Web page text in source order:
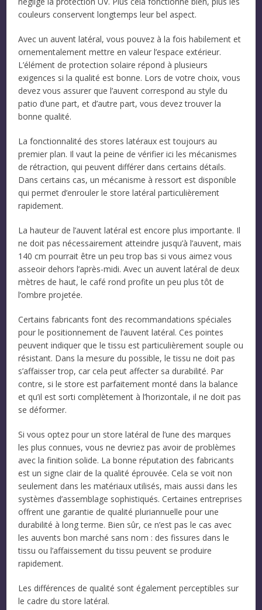
couleurs conservent longtemps leur bel aspect.
Avec un auvent latéral, vous pouvez à la fois habilement et
ornementalement mettre en valeur l’espace extérieur.
L’élément de protection solaire répond à plusieurs
exigences si la qualité est bonne. Lors de votre choix, vous
devez vous assurer que l’auvent correspond au style du
patio d’une part, et d’autre part, vous devez trouver la
bonne qualité.
La fonctionnalité des stores latéraux est toujours au
premier plan. Il vaut la peine de vérifier ici les mécanismes
de rétraction, qui peuvent différer dans certains détails.
Dans certains cas, un mécanisme à ressort est disponible
qui permet d’enrouler le store latéral particulièrement
rapidement.
La hauteur de l’auvent latéral est encore plus importante. Il
ne doit pas nécessairement atteindre jusqu’à l’auvent, mais
140 cm pourrait être un peu trop bas si vous aimez vous
asseoir dehors l’après-midi. Avec un auvent latéral de deux
mètres de haut, le café rond profite un peu plus tôt de
l’ombre projetée.
Certains fabricants font des recommandations spéciales
pour le positionnement de l’auvent latéral. Ces pointes
peuvent indiquer que le tissu est particulièrement souple ou
résistant. Dans la mesure du possible, le tissu ne doit pas
s’affaisser trop, car cela peut affecter sa durabilité. Par
contre, si le store est parfaitement monté dans la balance
et qu’il est sorti complètement à l’horizontale, il ne doit pas
se déformer.
Si vous optez pour un store latéral de l’une des marques
les plus connues, vous ne devriez pas avoir de problèmes
avec la finition solide. La bonne réputation des fabricants
est un signe clair de la qualité éprouvée. Cela se voit non
seulement dans les matériaux utilisés, mais aussi dans les
systèmes d’assemblage sophistiqués. Certaines entreprises
offrent une garantie de qualité pluriannuelle pour une
durabilité à long terme. Bien sûr, ce n’est pas le cas avec
les auvents bon marché sans nom : des fissures dans le
tissu ou l’affaissement du tissu peuvent se produire
rapidement.
Les différences de qualité sont également perceptibles sur
le cadre du store latéral.